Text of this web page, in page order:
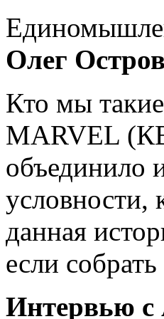
Олег
Кто мы
MARVEL
объединило
условности,
данная
если
Интервью с